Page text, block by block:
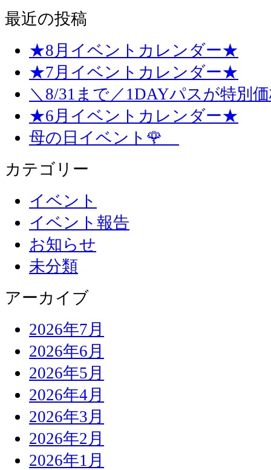
最近の投稿
★8月イベントカレンダー★
★7月イベントカレンダー★
＼8/31まで／1DAYパスが特別
★6月イベントカレンダー★
母の日イベント🌹
カテゴリー
イベント
イベント報告
お知らせ
未分類
アーカイブ
2026年7月
2026年6月
2026年5月
2026年4月
2026年3月
2026年2月
2026年1月